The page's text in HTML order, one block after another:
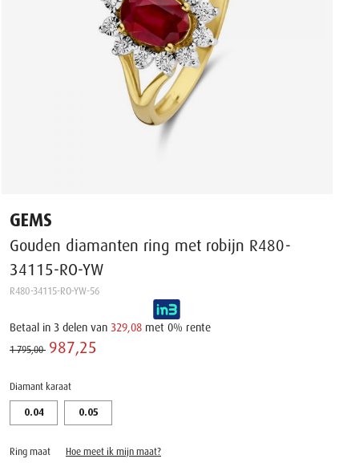
GEMS
Gouden diamanten ring met robijn R480-
34115-RO-YW
R480-34115-RO-YW-56
Betaal in 3 delen van 329,08 met 0% rente
1 795,00 ‌ 987,25 ‌
Diamant karaat
0.04 0.05
Ring maat Hoe meet ik mijn maat?